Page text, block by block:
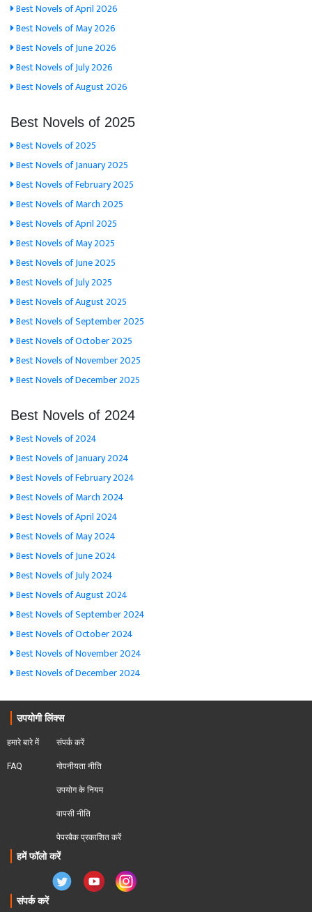
Best Novels of April 2026
Best Novels of May 2026
Best Novels of June 2026
Best Novels of July 2026
Best Novels of August 2026
Best Novels of 2025
Best Novels of 2025
Best Novels of January 2025
Best Novels of February 2025
Best Novels of March 2025
Best Novels of April 2025
Best Novels of May 2025
Best Novels of June 2025
Best Novels of July 2025
Best Novels of August 2025
Best Novels of September 2025
Best Novels of October 2025
Best Novels of November 2025
Best Novels of December 2025
Best Novels of 2024
Best Novels of 2024
Best Novels of January 2024
Best Novels of February 2024
Best Novels of March 2024
Best Novels of April 2024
Best Novels of May 2024
Best Novels of June 2024
Best Novels of July 2024
Best Novels of August 2024
Best Novels of September 2024
Best Novels of October 2024
Best Novels of November 2024
Best Novels of December 2024
उपयोगी लिंक्स
हमारे बारे में
FAQ
संपर्क करें
गोपनीयता नीति
उपयोग के नियम
वापसी नीति
पेपरबैक प्रकाशित करें
हमें फॉलो करें
संपर्क करें